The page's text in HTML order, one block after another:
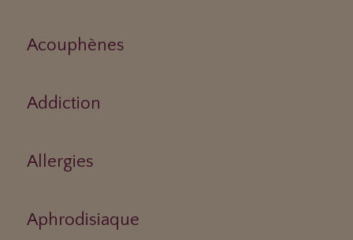
Acouphènes
Addiction
Allergies
Aphrodisiaque